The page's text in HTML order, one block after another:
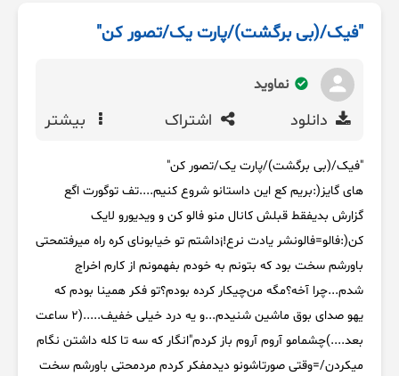
"فیک/(بی برگشت)/پارت یک/تصور کن"
نماوید
دانلود اشتراک بیشتر
"فیک/(بی برگشت)/پارت یک/تصور کن"
های گایز(:بریم کع این داستانو شروع کنیم....تف توگورت اگع
گزارش بدیفقط قبلش کانال منو فالو کن و ویدیورو لایک
کن(:فالو=فالونشر یادت نرع!¡داشتم تو خیابونای کره راه میرفتمحتی
باورشم سخت بود که بتونم به خودم بفهمونم از کارم اخراج
شدم...چرا آخه؟مگه من‌چیکار کرده بودم؟تو فکر همینا بودم که
یهو صدای بوق ماشین شنیدم...و یه درد خیلی خفیف.....(۲ ساعت
بعد....)چشمامو آروم آروم باز کردم"انگار که سه تا کله داشتن نگام
میکردن/=وقتی صورتاشونو دیدمفکر کردم مردمحتی باورشم سخت